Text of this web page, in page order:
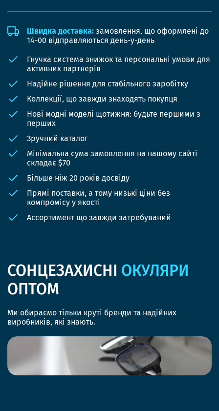
Швидка доставка: замовлення, що оформлені до
14-00 відправляються день-у-день
Гнучка система знижок та персональні умови для
активних партнерів
Надійне рішення для стабільного заробітку
Коллекції, що завжди знаходять покупця
Нові модні моделі щотижня: будьте першими з
перших
Зручний каталог
Мінімальна сума замовлення на нашому сайті
складає $70
Більше ніж 20 років досвіду
Прямі поставки, а тому низькі ціни без
компромісу у якості
Ассортимент що завжди затребуваний
СОНЦЕЗАХИСНІ ОКУЛЯРИ
ОПТОМ
Ми обираємо тільки круті бренди та надійних
виробників, які знають.